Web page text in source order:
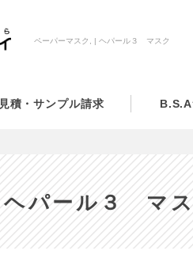
ペーパーマスク, | ヘパール３ マスク
見積・サンプル請求
ヘパール３ マス